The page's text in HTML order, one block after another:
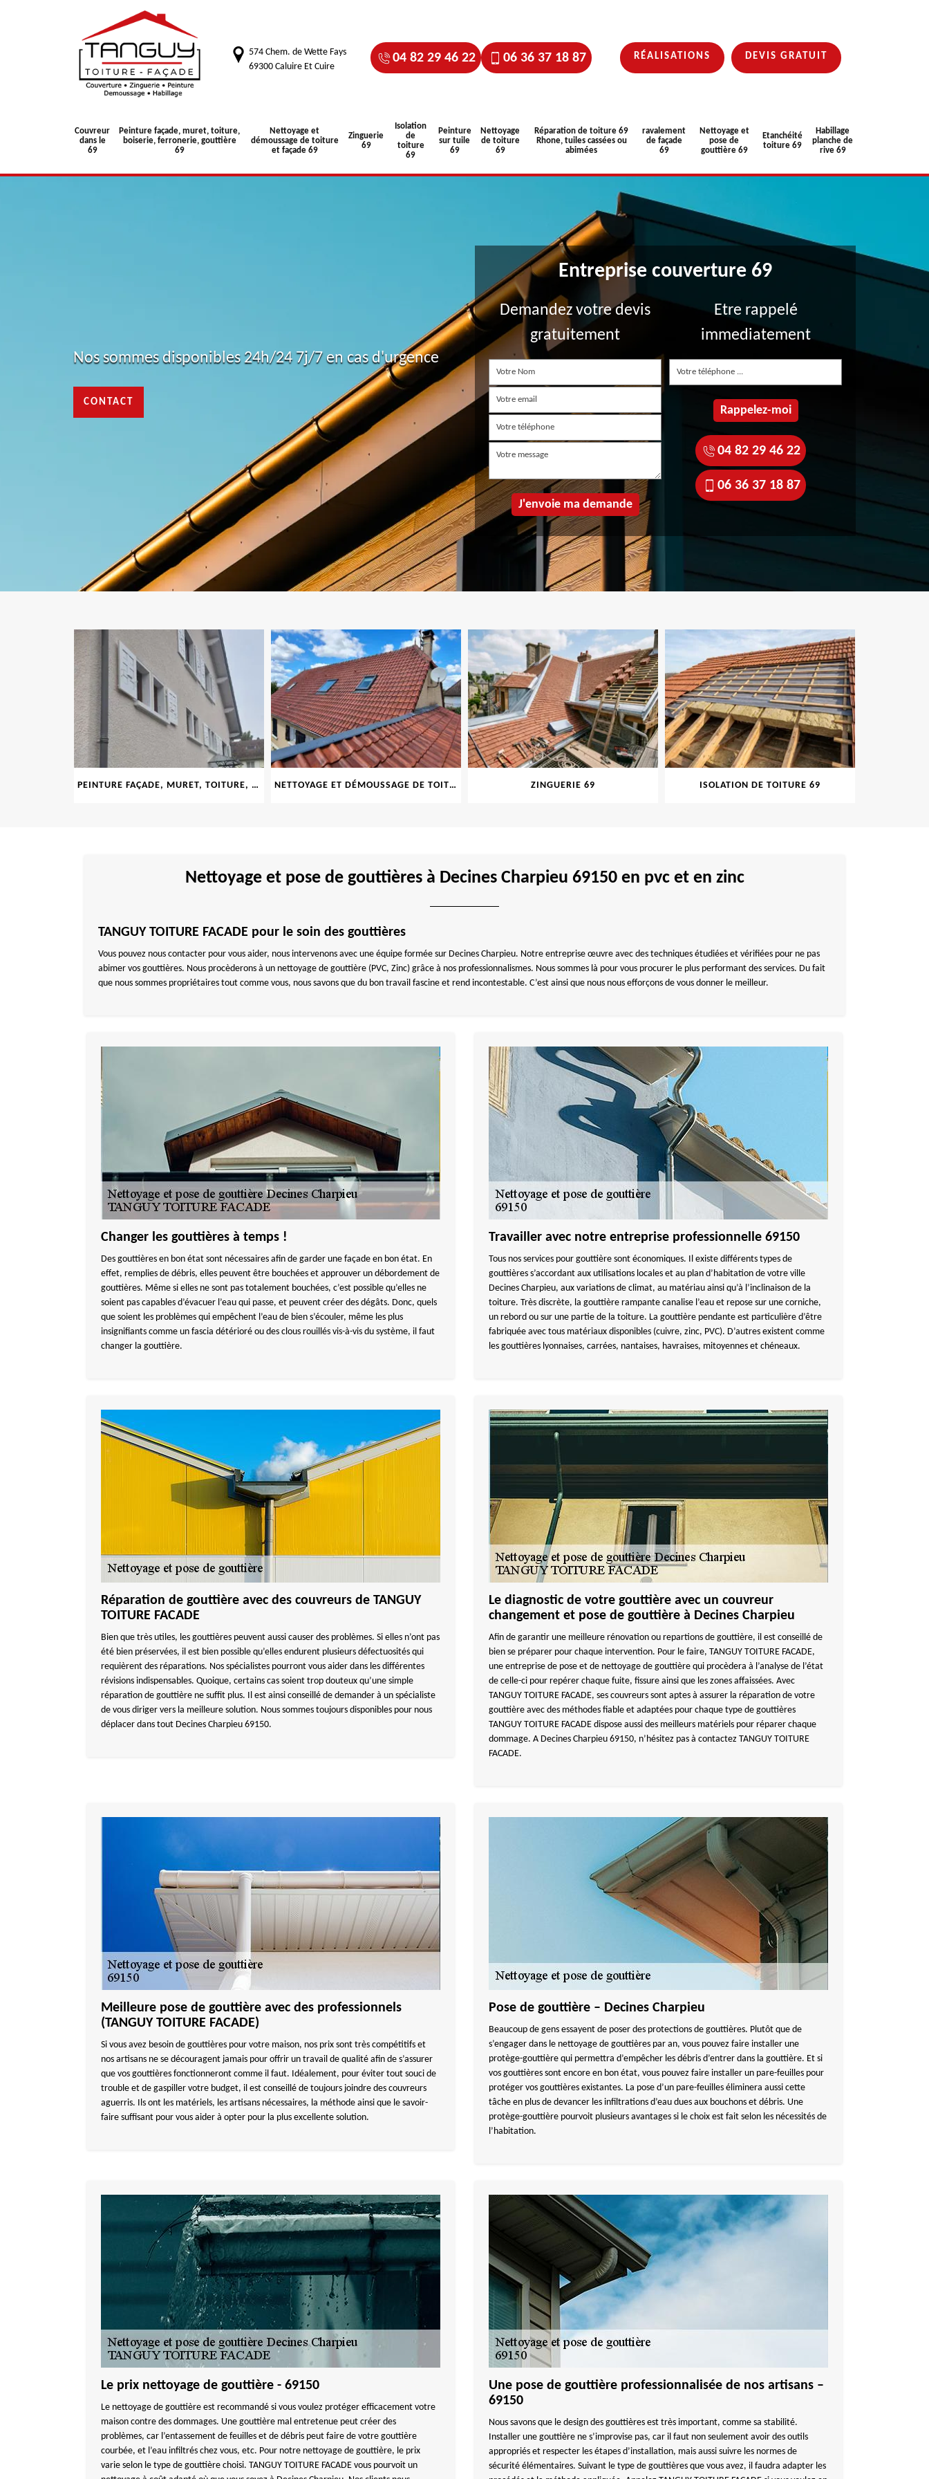
574 Chem. de Wette Fays
69300 Caluire Et Cuire
04 82 29 46 22 06 36 37 18 87 RÉALISATIONS DEVIS GRATUIT
Couvreur
dans le
69
Peinture façade, muret, toiture,
boiserie, ferronerie, gouttière
69
Nettoyage et
démoussage de toiture
et façade 69
Zinguerie
69
Isolation
de
toiture
69
Peinture
sur tuile
69
Nettoyage
de toiture
69
Réparation de toiture 69
Rhone, tuiles cassées ou
abimées
ravalement
de façade
69
Nettoyage et
pose de
gouttière 69
Etanchéité
toiture 69
Habillage
planche de
rive 69
Nos sommes disponibles 24h/24 7j/7 en cas d'urgence
CONTACT
Entreprise couverture 69
Demandez votre devis
gratuitement
Etre rappelé
immediatement
04 82 29 46 22
06 36 37 18 87
PEINTURE FAÇADE, MURET, TOITURE, BOISERIE, FERRONERIE, GOUTTIÈRE 69 NETTOYAGE ET DÉMOUSSAGE DE TOITURE ET FAÇADE 69 ZINGUERIE 69 ISOLATION DE TOITURE 69
Nettoyage et pose de gouttières à Decines Charpieu 69150 en pvc et en zinc
TANGUY TOITURE FACADE pour le soin des gouttières
Vous pouvez nous contacter pour vous aider, nous intervenons avec une équipe formée sur Decines Charpieu. Notre entreprise œuvre avec des techniques étudiées et vérifiées pour ne pas
abimer vos gouttières. Nous procèderons à un nettoyage de gouttière (PVC, Zinc) grâce à nos professionnalismes. Nous sommes là pour vous procurer le plus performant des services. Du fait
que nous sommes propriétaires tout comme vous, nous savons que du bon travail fascine et rend incontestable. C’est ainsi que nous nous efforçons de vous donner le meilleur.
Changer les gouttières à temps !
Des gouttières en bon état sont nécessaires afin de garder une façade en bon état. En
effet, remplies de débris, elles peuvent être bouchées et approuver un débordement de
gouttières. Même si elles ne sont pas totalement bouchées, c’est possible qu’elles ne
soient pas capables d’évacuer l’eau qui passe, et peuvent créer des dégâts. Donc, quels
que soient les problèmes qui empêchent l’eau de bien s’écouler, même les plus
insignifiants comme un fascia détérioré ou des clous rouillés vis-à-vis du système, il faut
changer la gouttière.
Travailler avec notre entreprise professionnelle 69150
Tous nos services pour gouttière sont économiques. Il existe différents types de
gouttières s’accordant aux utilisations locales et au plan d’habitation de votre ville
Decines Charpieu, aux variations de climat, au matériau ainsi qu’à l’inclinaison de la
toiture. Très discrète, la gouttière rampante canalise l’eau et repose sur une corniche,
un rebord ou sur une partie de la toiture. La gouttière pendante est particulière d’être
fabriquée avec tous matériaux disponibles (cuivre, zinc, PVC). D’autres existent comme
les gouttières lyonnaises, carrées, nantaises, havraises, mitoyennes et chéneaux.
Réparation de gouttière avec des couvreurs de TANGUY
TOITURE FACADE
Bien que très utiles, les gouttières peuvent aussi causer des problèmes. Si elles n’ont pas
été bien préservées, il est bien possible qu’elles endurent plusieurs défectuosités qui
requièrent des réparations. Nos spécialistes pourront vous aider dans les différentes
révisions indispensables. Quoique, certains cas soient trop douteux qu’une simple
réparation de gouttière ne suffit plus. Il est ainsi conseillé de demander à un spécialiste
de vous diriger vers la meilleure solution. Nous sommes toujours disponibles pour nous
déplacer dans tout Decines Charpieu 69150.
Le diagnostic de votre gouttière avec un couvreur
changement et pose de gouttière à Decines Charpieu
Afin de garantir une meilleure rénovation ou repartions de gouttière, il est conseillé de
bien se préparer pour chaque intervention. Pour le faire, TANGUY TOITURE FACADE,
une entreprise de pose et de nettoyage de gouttière qui procèdera à l’analyse de l’état
de celle-ci pour repérer chaque fuite, fissure ainsi que les zones affaissées. Avec
TANGUY TOITURE FACADE, ses couvreurs sont aptes à assurer la réparation de votre
gouttière avec des méthodes fiable et adaptées pour chaque type de gouttières
TANGUY TOITURE FACADE dispose aussi des meilleurs matériels pour réparer chaque
dommage. A Decines Charpieu 69150, n’hésitez pas à contactez TANGUY TOITURE
FACADE.
Meilleure pose de gouttière avec des professionnels
(TANGUY TOITURE FACADE)
Si vous avez besoin de gouttières pour votre maison, nos prix sont très compétitifs et
nos artisans ne se découragent jamais pour offrir un travail de qualité afin de s’assurer
que vos gouttières fonctionneront comme il faut. Idéalement, pour éviter tout souci de
trouble et de gaspiller votre budget, il est conseillé de toujours joindre des couvreurs
aguerris. Ils ont les matériels, les artisans nécessaires, la méthode ainsi que le savoir-
faire suffisant pour vous aider à opter pour la plus excellente solution.
Pose de gouttière – Decines Charpieu
Beaucoup de gens essayent de poser des protections de gouttières. Plutôt que de
s’engager dans le nettoyage de gouttières par an, vous pouvez faire installer une
protège-gouttière qui permettra d’empêcher les débris d’entrer dans la gouttière. Et si
vos gouttières sont encore en bon état, vous pouvez faire installer un pare-feuilles pour
protéger vos gouttières existantes. La pose d’un pare-feuilles éliminera aussi cette
tâche en plus de devancer les infiltrations d’eau dues aux bouchons et débris. Une
protège-gouttière pourvoit plusieurs avantages si le choix est fait selon les nécessités de
l’habitation.
Le prix nettoyage de gouttière - 69150
Le nettoyage de gouttière est recommandé si vous voulez protéger efficacement votre
maison contre des dommages. Une gouttière mal entretenue peut créer des
problèmes, car l’entassement de feuilles et de débris peut faire de votre gouttière
courbée, et l’eau infiltrés chez vous, etc. Pour notre nettoyage de gouttière, le prix
varie selon le type de gouttière choisi. TANGUY TOITURE FACADE vous pourvoit un
Une pose de gouttière professionnalisée de nos artisans –
69150
Nous savons que le design des gouttières est très important, comme sa stabilité.
Installer une gouttière ne s’improvise pas, car il faut non seulement avoir des outils
appropriés et respecter les étapes d’installation, mais aussi suivre les normes de
sécurité élémentaires. Suivant le type de gouttières que vous avez, il faudra adapter les